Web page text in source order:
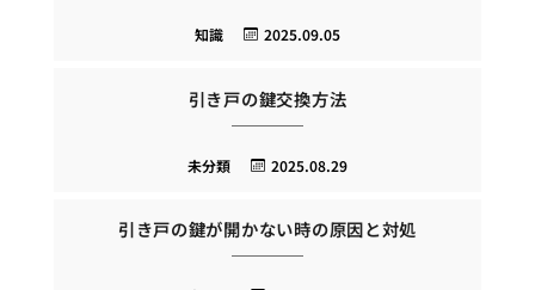
2025.09.05
知識
引き戸の鍵交換方法
2025.08.29
未分類
引き戸の鍵が開かない時の原因と対処